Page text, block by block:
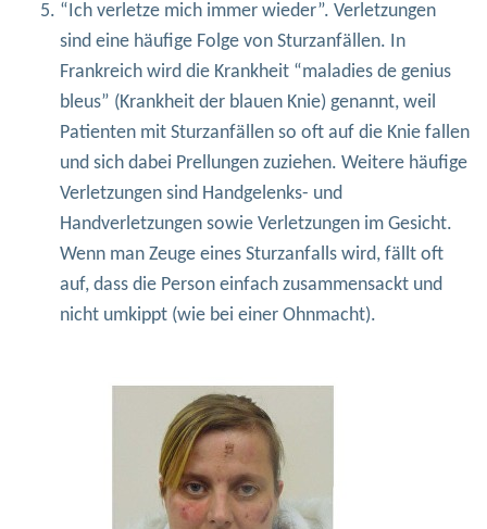
“Ich verletze mich immer wieder”. Verletzungen
sind eine häufige Folge von Sturzanfällen. In
Frankreich wird die Krankheit “maladies de genius
bleus” (Krankheit der blauen Knie) genannt, weil
Patienten mit Sturzanfällen so oft auf die Knie fallen
und sich dabei Prellungen zuziehen. Weitere häufige
Verletzungen sind Handgelenks- und
Handverletzungen sowie Verletzungen im Gesicht.
Wenn man Zeuge eines Sturzanfalls wird, fällt oft
auf, dass die Person einfach zusammensackt und
nicht umkippt (wie bei einer Ohnmacht).